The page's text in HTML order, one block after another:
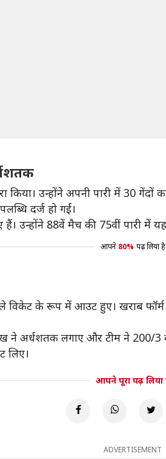
किया। उन्होंने अपनी पारी में 30
दर्ज हो गई।
हैं। उन्होंने 88वें मैच की 75वीं पारी
आपने 80% पढ़ लिया है
विकेट के रूप में आउट हुए। खराब फॉर्म
अर्धशतक लगाए और टीम ने 200/3
लिए।
आपने पूरा पढ़ लिया
ADVERTISEMENT